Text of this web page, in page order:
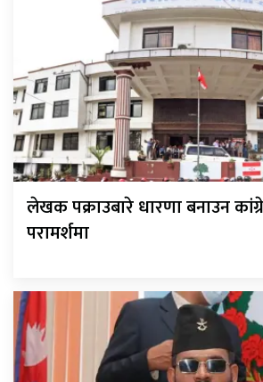
लेखक पक्राउबारे धारणा बनाउन
परामर्शमा